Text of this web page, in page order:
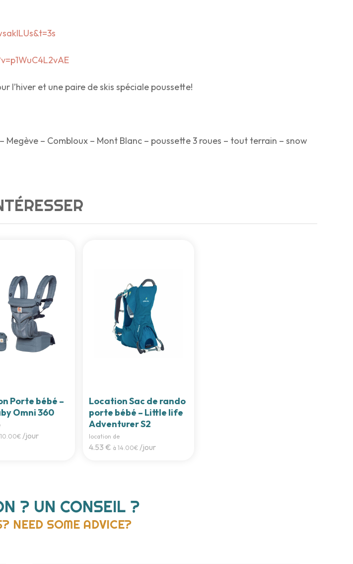
l’hiver et une paire de skis spéciale poussette!
– Combloux – Mont Blanc – poussette 3 roues – tout terrain – snow
Porte bébé –
Omni 360
/jour
Location Sac de rando
porte bébé – Little life
Adventurer S2
location de
4.53 € à 14.00€ /jour
? UN CONSEIL ?
NEED SOME ADVICE?